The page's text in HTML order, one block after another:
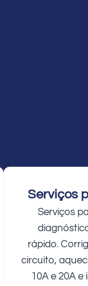
Serviços
Serviços
rápido.
circuito,
10A e 20A